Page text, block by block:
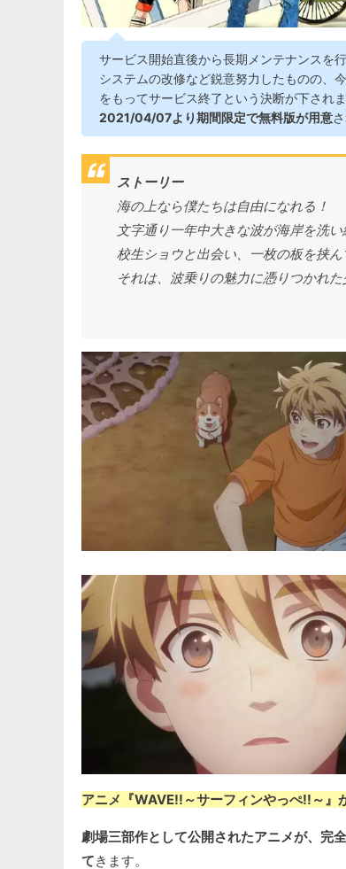
サービス開始直後から長期メンテナンスを
システムの改修など鋭意努力したものの、
をもってサービス終了という決断が下されま
2021/04/07より期間限定で無料版が用意
ストーリー
海の上なら僕たちは自由になれる！
文字通り一年中大きな波が海岸を洗
校生ショウと出会い、一枚の板を挟
それは、波乗りの魅力に憑りつかれ
アニメ『WAVE!!～サーフィンやっぺ!!～』
劇場三部作として公開されたアニメが、完
てきます。